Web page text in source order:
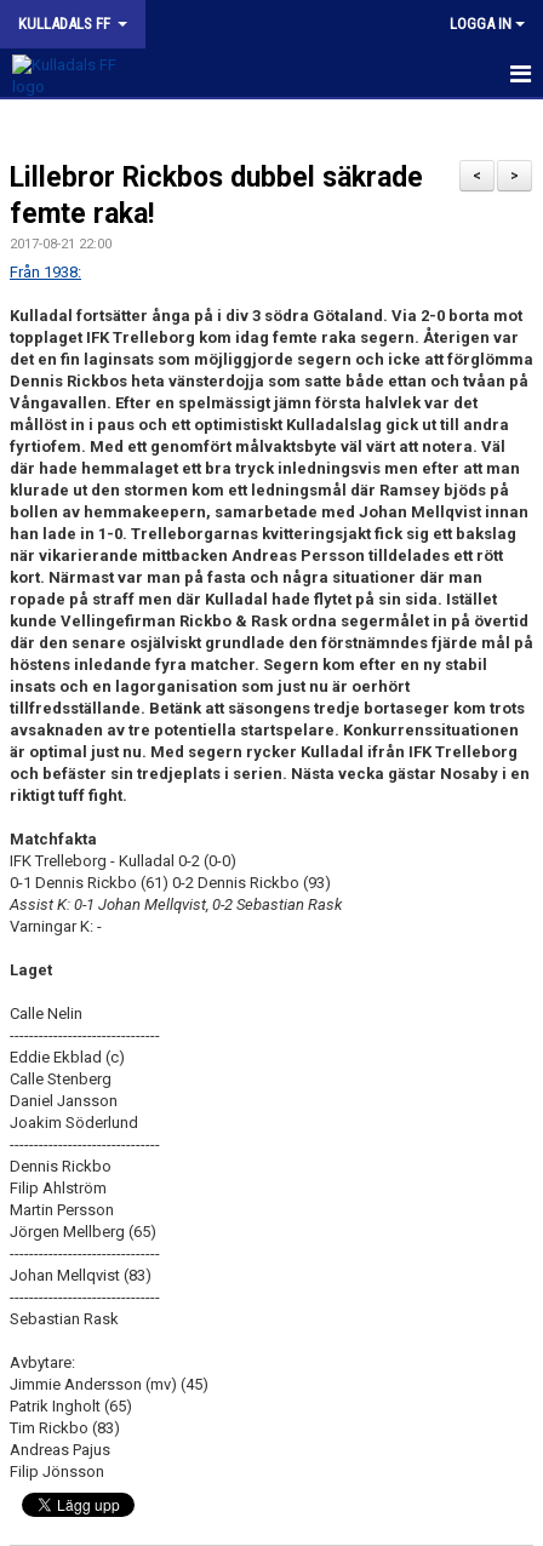
KULLADALS FF LOGGA IN
OM KLUBBEN
NYHETER
KONTAKT
INFORMATION MED POLICY
DOKUMENT
BILDGALLERI
MATCHER
INBETALNING
PROFILKLÄDER
KFF FACEBOOK
KFF INSTAGRAM
MEDLEM INTRESSEANMÄLAN
>
<
Lillebror Rickbos dubbel säkrade
femte raka!
2017-08-21 22:00
Från 1938:
Kulladal fortsätter ånga på i div 3 södra Götaland. Via 2-0 borta mot
topplaget IFK Trelleborg kom idag femte raka segern. Återigen var
det en fin laginsats som möjliggjorde segern och icke att förglömma
Dennis Rickbos heta vänsterdojja som satte både ettan och tvåan på
Vångavallen. Efter en spelmässigt jämn första halvlek var det
mållöst in i paus och ett optimistiskt Kulladalslag gick ut till andra
fyrtiofem. Med ett genomfört målvaktsbyte väl värt att notera. Väl
där hade hemmalaget ett bra tryck inledningsvis men efter att man
klurade ut den stormen kom ett ledningsmål där Ramsey bjöds på
bollen av hemmakeepern, samarbetade med Johan Mellqvist innan
han lade in 1-0. Trelleborgarnas kvitteringsjakt fick sig ett bakslag
när vikarierande mittbacken Andreas Persson tilldelades ett rött
kort. Närmast var man på fasta och några situationer där man
ropade på straff men där Kulladal hade flytet på sin sida. Istället
kunde Vellingefirman Rickbo & Rask ordna segermålet in på övertid
där den senare osjälviskt grundlade den förstnämndes fjärde mål på
höstens inledande fyra matcher. Segern kom efter en ny stabil
insats och en lagorganisation som just nu är oerhört
tillfredsställande. Betänk att säsongens tredje bortaseger kom trots
avsaknaden av tre potentiella startspelare. Konkurrenssituationen
är optimal just nu. Med segern rycker Kulladal ifrån IFK Trelleborg
och befäster sin tredjeplats i serien. Nästa vecka gästar Nosaby i en
riktigt tuff fight.
Matchfakta
IFK Trelleborg - Kulladal 0-2 (0-0)
0-1 Dennis Rickbo (61) 0-2 Dennis Rickbo (93)
Assist K: 0-1 Johan Mellqvist, 0-2 Sebastian Rask
Varningar K: -
Laget
Calle Nelin
-------------------------------
Eddie Ekblad (c)
Calle Stenberg
Daniel Jansson
Joakim Söderlund
-------------------------------
Dennis Rickbo
Filip Ahlström
Martin Persson
Jörgen Mellberg (65)
-------------------------------
Johan Mellqvist (83)
-------------------------------
Sebastian Rask
Avbytare:
Jimmie Andersson (mv) (45)
Patrik Ingholt (65)
Tim Rickbo (83)
Andreas Pajus
Filip Jönsson